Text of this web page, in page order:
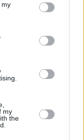
my
my
the
Η δύναμη
υγεία